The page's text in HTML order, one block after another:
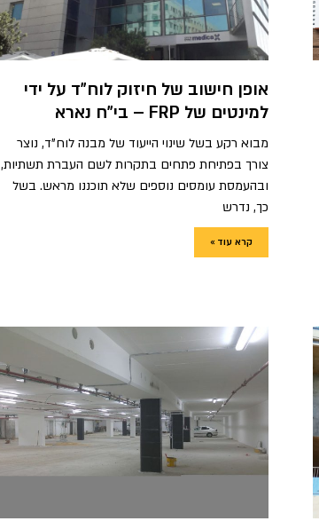
אופן חישוב של חיזוק לוח"ד על ידי
למינטים של FRP – בי"ח נארא
מבוא רקע בשל שינוי הייעוד של מבנה לוח"ד, נוצר
צורך בפתיחת פתחים בתקרות לשם העברת תשתיות,
ובהעמסת עומסים נוספים שלא תוכננו מראש. בשל
כך, נדרש
קרא עוד »